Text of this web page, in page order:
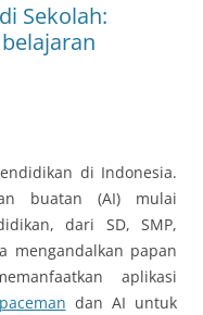
Sekolah:
di Indonesia.
buatan (AI) mulai
dari SD, SMP,
mengandalkan papan
aplikasi
dan AI untuk